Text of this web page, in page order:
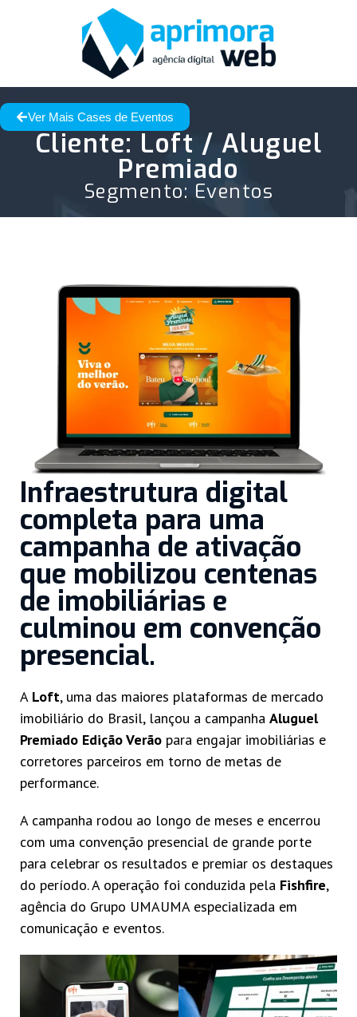
Cliente: Loft / Aluguel
Premiado
Ver Mais Cases de Eventos
Segmento: Eventos
Infraestrutura digital
completa para uma
campanha de ativação
que mobilizou centenas
de imobiliárias e
culminou em convenção
presencial.
A Loft, uma das maiores plataformas de mercado
imobiliário do Brasil, lançou a campanha Aluguel
Premiado Edição Verão para engajar imobiliárias e
corretores parceiros em torno de metas de
performance.
A campanha rodou ao longo de meses e encerrou
com uma convenção presencial de grande porte
para celebrar os resultados e premiar os destaques
do período. A operação foi conduzida pela Fishfire,
agência do Grupo UMAUMA especializada em
comunicação e eventos.